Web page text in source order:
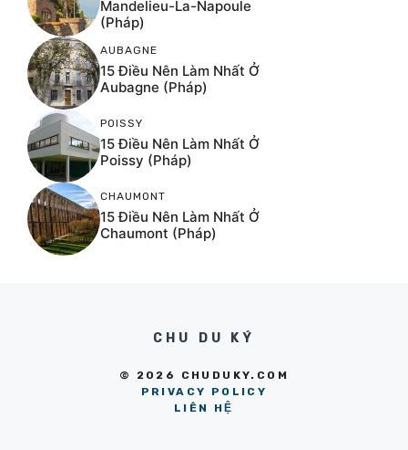
Mandelieu-La-Napoule
(Pháp)
AUBAGNE
15 Điều Nên Làm Nhất Ở
Aubagne (Pháp)
POISSY
15 Điều Nên Làm Nhất Ở
Poissy (Pháp)
CHAUMONT
15 Điều Nên Làm Nhất Ở
Chaumont (Pháp)
CHU DU KÝ
© 2026 CHUDUKY.COM
PRIVACY POLICY
LIÊN HỆ